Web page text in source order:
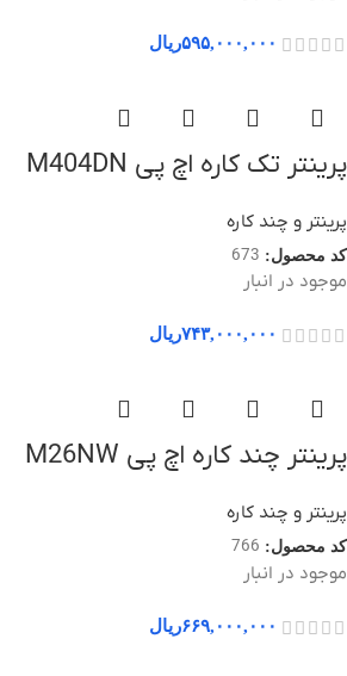
۵۹۵,۰۰۰,۰۰۰ریال
پرینتر تک کاره اچ پی M404DN
پرینتر و چند کاره
کد محصول: 673
موجود در انبار
۷۴۳,۰۰۰,۰۰۰ریال
پرینتر چند کاره اچ پی M26NW
پرینتر و چند کاره
کد محصول: 766
موجود در انبار
۶۶۹,۰۰۰,۰۰۰ریال